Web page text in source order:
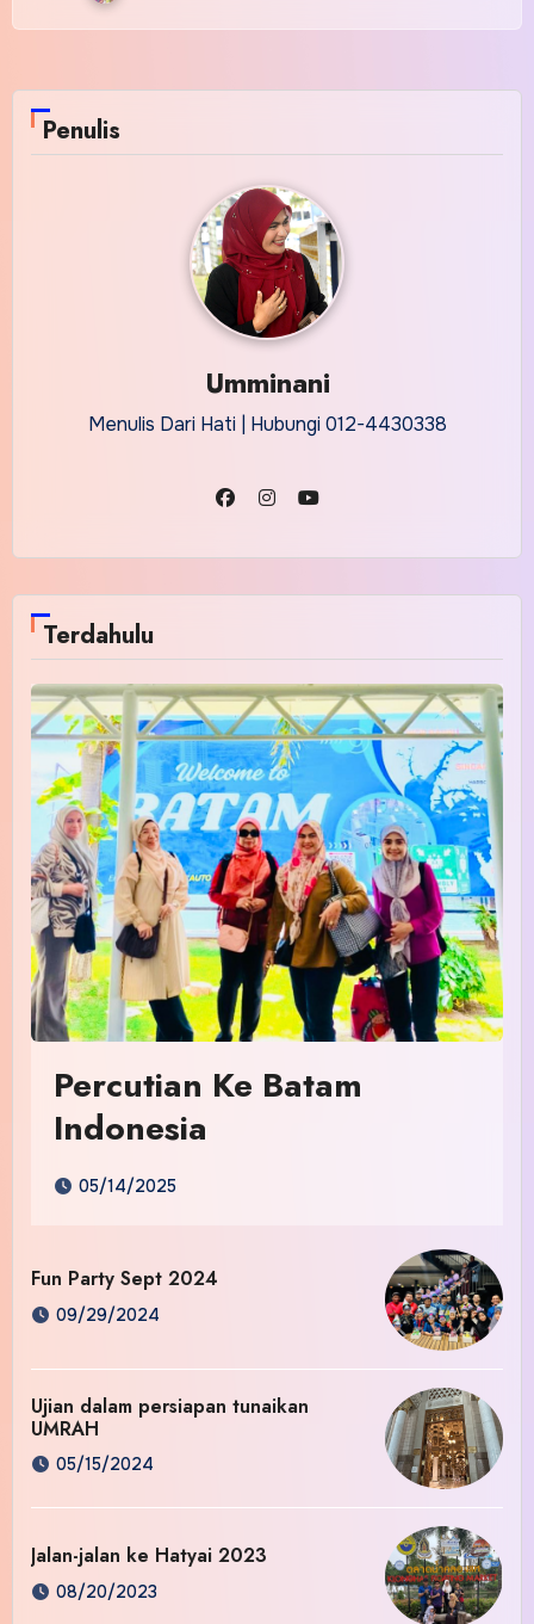
Penulis
Umminani
Menulis Dari Hati | Hubungi 012-4430338
Terdahulu
Percutian Ke Batam
Indonesia
05/14/2025
Fun Party Sept 2024
09/29/2024
Ujian dalam persiapan tunaikan
UMRAH
05/15/2024
Jalan-jalan ke Hatyai 2023
08/20/2023